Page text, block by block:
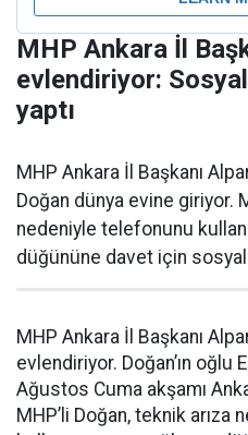
MHP Ankara İl
evlendiriyor:
yaptı
MHP Ankara İl Başkanı
Doğan dünya evine giriyor.
nedeniyle telefonunu
düğününe davet için sosyal
MHP Ankara İl Başkanı
evlendiriyor. Doğan’ın oğlu
Ağustos Cuma akşamı
MHP’li Doğan, teknik arıza